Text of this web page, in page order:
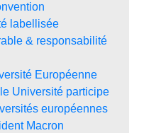
labellisée
& responsabilité
Européenne
Université participe
européennes
Macron